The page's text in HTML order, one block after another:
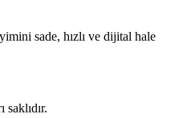
sade, hızlı ve dijital hale